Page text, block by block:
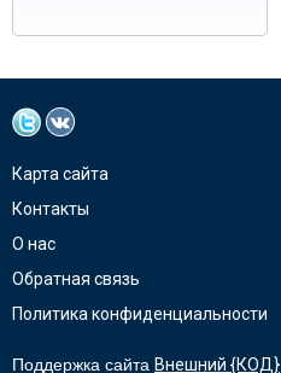
Карта сайта
Контакты
О нас
Обратная связь
Политика конфиденциальности
Поддержка сайта Внешний {КОД}